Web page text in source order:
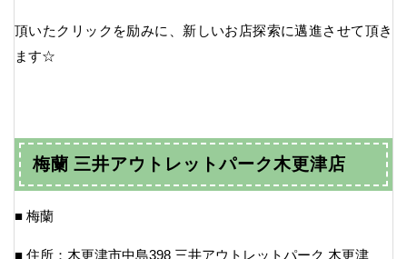
頂いたクリックを励みに、新しいお店探索に邁進させて頂き
ます☆
梅蘭 三井アウトレットパーク木更津店
■ 梅蘭
■ 住所：木更津市中島398 三井アウトレットパーク 木更津